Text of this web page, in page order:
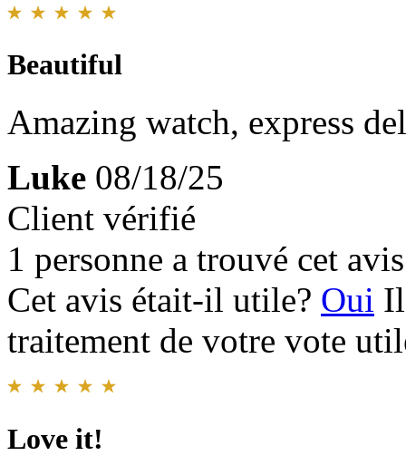
Beautiful
Amazing watch, express
Luke 08/18/25
Client vérifié
1 personne a trouvé cet
Cet avis était-il utile? Oui
traitement de votre vote
Love it!